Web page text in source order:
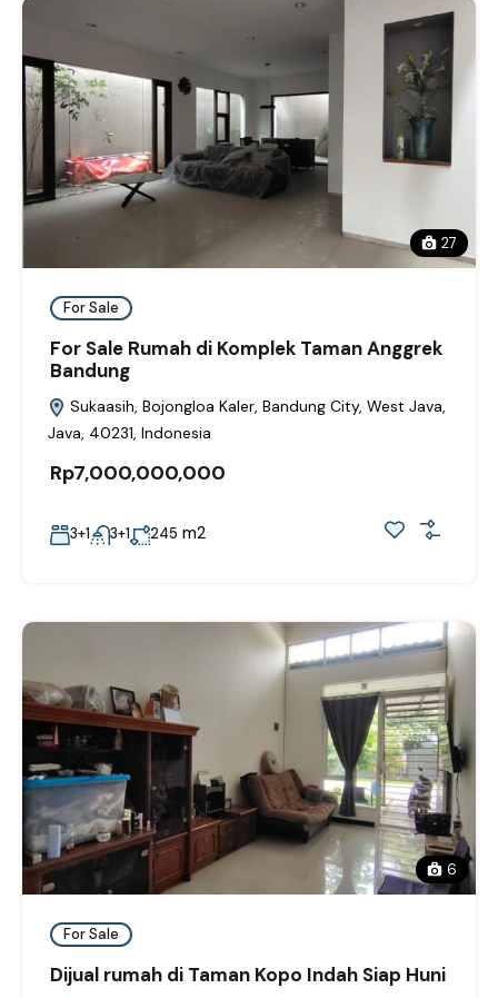
27
For Sale
For Sale Rumah di Komplek Taman Anggrek
Bandung
Sukaasih, Bojongloa Kaler, Bandung City, West Java,
Java, 40231, Indonesia
Rp7,000,000,000
3+1 3+1 245 m2
6
For Sale
Dijual rumah di Taman Kopo Indah Siap Huni